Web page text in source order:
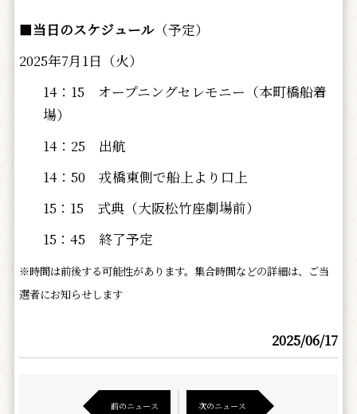
■当日のスケジュール（予定）
2025年7月1日（火）
14：15 オープニングセレモニー（本町橋船着
場）
14：25 出航
14：50 戎橋東側で船上より口上
15：15 式典（大阪松竹座劇場前）
15：45 終了予定
※時間は前後する可能性があります。集合時間などの詳細は、ご当
選者にお知らせします
2025/06/17
前のニュース 次のニュース